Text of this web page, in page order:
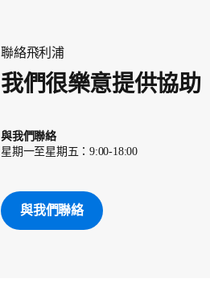
聯絡飛利浦
我們很樂意提供協助
與我們聯絡
星期一至星期五：9:00-18:00
與我們聯絡